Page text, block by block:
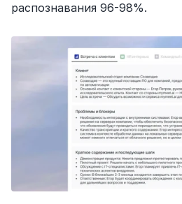
распознавания 96-98%.